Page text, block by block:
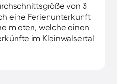
von 3
eine Ferienunterkunft
mieten, welche einen
im Kleinwalsertal